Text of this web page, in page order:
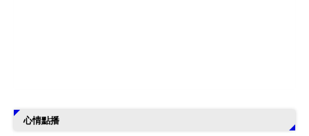
心情點播